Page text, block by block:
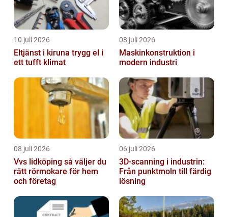
10 juli 2026
Eltjänst i kiruna trygg el i
ett tufft klimat
08 juli 2026
Maskinkonstruktion i
modern industri
08 juli 2026
Vvs lidköping så väljer du
rätt rörmokare för hem
och företag
06 juli 2026
3D-scanning i industrin:
Från punktmoln till färdig
lösning